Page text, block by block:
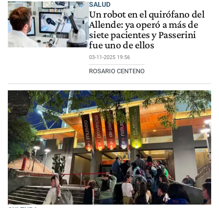
SALUD
Un robot en el quirófano del
Allende: ya operó a más de
siete pacientes y Passerini
fue uno de ellos
03-11-2025 19:56
ROSARIO CENTENO